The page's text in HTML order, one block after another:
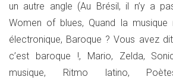
un autre angle (Au Brésil, il n’y a
Women of blues, Quand la musique
électronique, Baroque ? Vous avez
c’est baroque !, Mario, Zelda,
musique, Ritmo latino,